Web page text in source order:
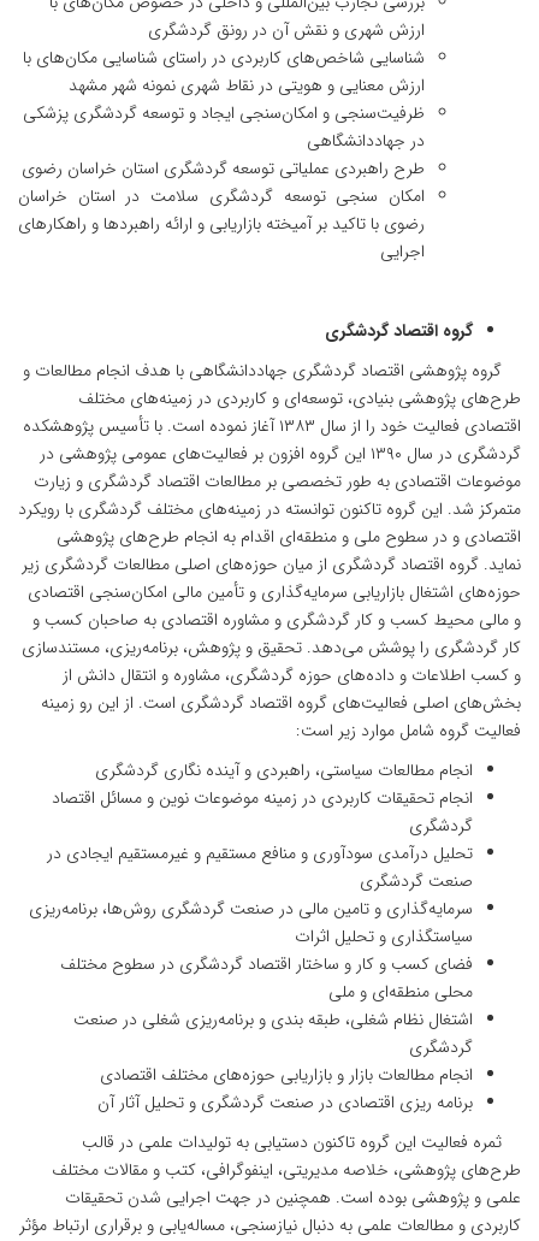
ارزش شهری و نقش آن در رونق گردشگری
شناسایی شاخص‌های کاربردی در راستای شناسایی مکان‌های با
ارزش معنایی و هویتی در نقاط شهری نمونه شهر مشهد
ظرفیت‌سنجی و امکان‌سنجی ایجاد و توسعه گردشگری پزشکی
در جهاددانشگاهی
طرح راهبردی عملیاتی توسعه گردشگری استان خراسان رضوی
امکان سنجی توسعه گردشگری سلامت در استان خراسان
رضوی با تاکید بر آمیخته بازاریابی و ارائه راهبردها و راهکارهای
اجرایی
گروه اقتصاد گردشگری
گروه پژوهشی اقتصاد گردشگری جهاددانشگاهی با هدف انجام مطالعات و
طرح‌های پژوهشی بنیادی، توسعه‌ای و کاربردی در زمینه‌های مختلف
اقتصادی فعالیت خود را از سال ۱۳۸۳ آغاز نموده است. با تأسیس پژوهشکده
گردشگری در سال ۱۳۹۰ این گروه افزون بر فعالیت‌های عمومی پژوهشی در
موضوعات اقتصادی به طور تخصصی بر مطالعات اقتصاد گردشگری و زیارت
متمرکز شد. این گروه تاکنون توانسته در زمینه‌های مختلف گردشگری با رویکرد
اقتصادی و در سطوح ملی و منطقه‌ای اقدام به انجام طرح‌های پژوهشی
نماید. گروه اقتصاد گردشگری از میان حوزه‌های اصلی مطالعات گردشگری زیر
حوزه‌های اشتغال بازاریابی سرمایه‌گذاری و تأمین مالی امکان‌سنجی اقتصادی
و مالی محیط کسب و کار گردشگری و مشاوره اقتصادی به صاحبان کسب و
کار گردشگری را پوشش می‌دهد. تحقیق و پژوهش، برنامه‌ریزی، مستندسازی
و کسب اطلاعات و داده‌های حوزه گردشگری، مشاوره و انتقال دانش از
بخش‌های اصلی فعالیت‌های گروه اقتصاد گردشگری است. از این رو زمینه
فعالیت گروه شامل موارد زیر است:
انجام مطالعات سیاستی، راهبردی و آینده نگاری گردشگری
انجام تحقیقات کاربردی در زمینه موضوعات نوین و مسائل اقتصاد
گردشگری
تحلیل درآمدی سودآوری و منافع مستقیم و غیرمستقیم ایجادی در
صنعت گردشگری
سرمایه‌گذاری و تامین مالی در صنعت گردشگری روش‌ها، برنامه‌ریزی
سیاستگذاری و تحلیل اثرات
فضای کسب و کار و ساختار اقتصاد گردشگری در سطوح مختلف
محلی منطقه‌ای و ملی
اشتغال نظام شغلی، طبقه بندی و برنامه‌ریزی شغلی در صنعت
گردشگری
انجام مطالعات بازار و بازاریابی حوزه‌های مختلف اقتصادی
برنامه ریزی اقتصادی در صنعت گردشگری و تحلیل آثار آن
ثمره فعالیت این گروه تاکنون دستیابی به تولیدات علمی در قالب
طرح‌های پژوهشی، خلاصه مدیریتی، اینفوگرافی، کتب و مقالات مختلف
علمی و پژوهشی بوده است. همچنین در جهت اجرایی شدن تحقیقات
کاربردی و مطالعات علمی به دنبال نیازسنجی، مساله‌یابی و برقراری ارتباط مؤثر